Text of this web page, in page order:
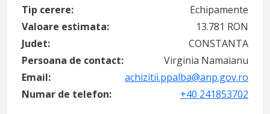
Tip cerere:
Echipamente
Valoare estimata:
13.781 RON
Judet:
CONSTANTA
Persoana de contact:
Virginia Namaianu
Email:
achizitii.ppalba@anp.gov.ro
Numar de telefon:
+40 241853702